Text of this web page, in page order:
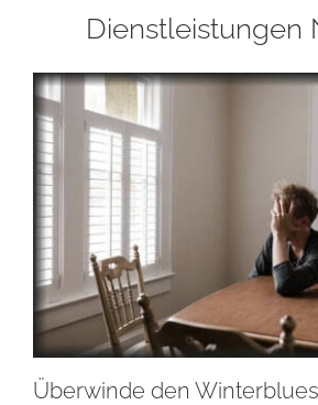
Dienstleistungen
Überwinde den